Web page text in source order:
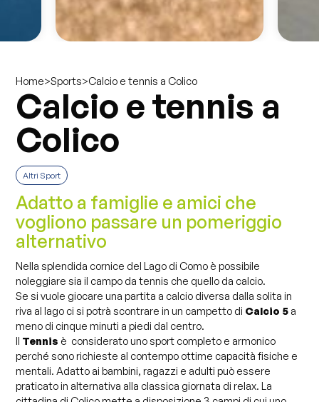
Home>Sports>Calcio e tennis a Colico
Calcio e tennis a
Colico
Altri Sport
Adatto a famiglie e amici che
vogliono passare un pomeriggio
alternativo
Nella splendida cornice del Lago di Como è possibile
noleggiare sia il campo da tennis che quello da calcio.
Se si vuole giocare una partita a calcio diversa dalla solita in
riva al lago ci si potrà scontrare in un campetto di Calcio 5 a
meno di cinque minuti a piedi dal centro.
Il Tennis è considerato uno sport completo e armonico
perché sono richieste al contempo ottime capacità fisiche e
mentali. Adatto ai bambini, ragazzi e adulti può essere
praticato in alternativa alla classica giornata di relax. La